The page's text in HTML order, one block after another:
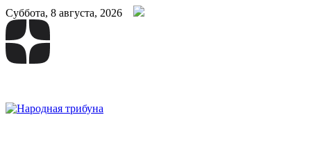
Суббота, 8 августа, 2026